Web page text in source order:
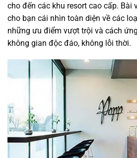
cho đến các khu resort cao cấp. Bài
cho bạn cái nhìn toàn diện về các
những ưu điểm vượt trội và cách
không gian độc đáo, không lỗi thời.